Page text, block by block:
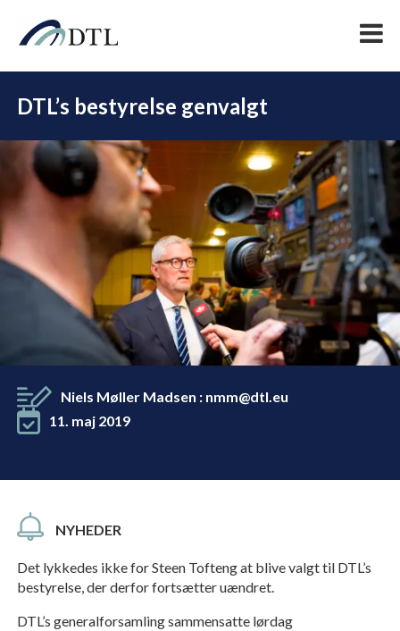
DEL
NYHEDER
DTL’s bestyrelse genvalgt
Niels Møller Madsen : nmm@dtl.eu
11. maj 2019
Det lykkedes ikke for Steen Tofteng at blive valgt til DTL’s
bestyrelse, der derfor fortsætter uændret.
DTL’s generalforsamling sammensatte lørdag